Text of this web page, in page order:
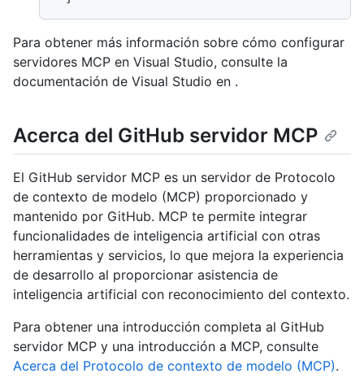
Para obtener más información sobre cómo configurar
servidores MCP en Visual Studio, consulte la
documentación de Visual Studio en .
Acerca del GitHub servidor MCP
El GitHub servidor MCP es un servidor de Protocolo
de contexto de modelo (MCP) proporcionado y
mantenido por GitHub. MCP te permite integrar
funcionalidades de inteligencia artificial con otras
herramientas y servicios, lo que mejora la experiencia
de desarrollo al proporcionar asistencia de
inteligencia artificial con reconocimiento del contexto.
Para obtener una introducción completa al GitHub
servidor MCP y una introducción a MCP, consulte
Acerca del Protocolo de contexto de modelo (MCP).